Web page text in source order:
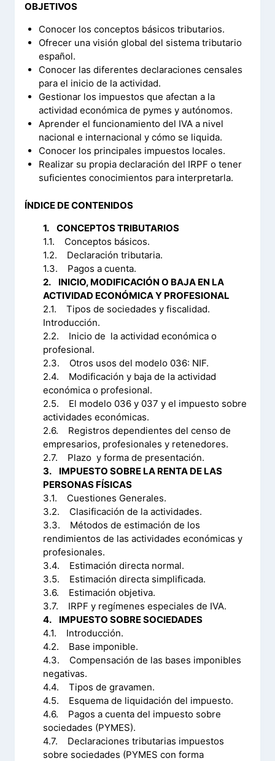
OBJETIVOS
Conocer los conceptos básicos tributarios.
Ofrecer una visión global del sistema tributario
español.
Conocer las diferentes declaraciones censales
para el inicio de la actividad.
Gestionar los impuestos que afectan a la
actividad económica de pymes y autónomos.
Aprender el funcionamiento del IVA a nivel
nacional e internacional y cómo se liquida.
Conocer los principales impuestos locales.
Realizar su propia declaración del IRPF o tener
suficientes conocimientos para interpretarla.
ÍNDICE DE CONTENIDOS
1. CONCEPTOS TRIBUTARIOS
1.1. Conceptos básicos.
1.2. Declaración tributaria.
1.3. Pagos a cuenta.
2. INICIO, MODIFICACIÓN O BAJA EN LA
ACTIVIDAD ECONÓMICA Y PROFESIONAL
2.1. Tipos de sociedades y fiscalidad.
Introducción.
2.2. Inicio de la actividad económica o
profesional.
2.3. Otros usos del modelo 036: NIF.
2.4. Modificación y baja de la actividad
económica o profesional.
2.5. El modelo 036 y 037 y el impuesto sobre
actividades económicas.
2.6. Registros dependientes del censo de
empresarios, profesionales y retenedores.
2.7. Plazo y forma de presentación.
3. IMPUESTO SOBRE LA RENTA DE LAS
PERSONAS FÍSICAS
3.1. Cuestiones Generales.
3.2. Clasificación de la actividades.
3.3. Métodos de estimación de los
rendimientos de las actividades económicas y
profesionales.
3.4. Estimación directa normal.
3.5. Estimación directa simplificada.
3.6. Estimación objetiva.
3.7. IRPF y regímenes especiales de IVA.
4. IMPUESTO SOBRE SOCIEDADES
4.1. Introducción.
4.2. Base imponible.
4.3. Compensación de las bases imponibles
negativas.
4.4. Tipos de gravamen.
4.5. Esquema de liquidación del impuesto.
4.6. Pagos a cuenta del impuesto sobre
sociedades (PYMES).
4.7. Declaraciones tributarias impuestos
sobre sociedades (PYMES con forma